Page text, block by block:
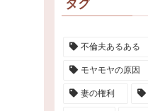
タグ
不倫夫あるある
モヤモヤの原因
妻の権利